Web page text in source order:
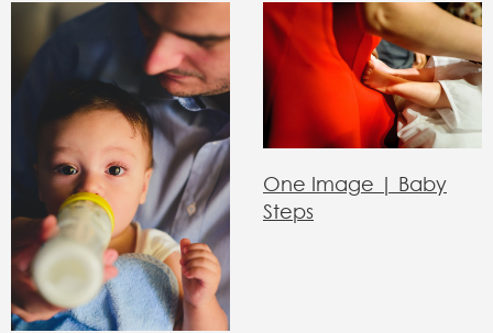
One Image | Baby
Steps